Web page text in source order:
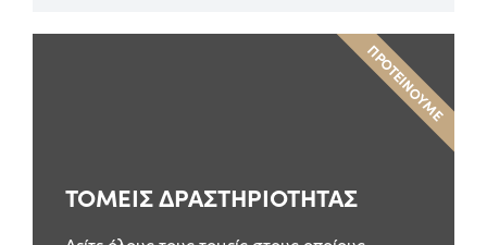
ΤΟΜΕΙΣ ΔΡΑΣΤΗΡΙΟΤΗΤΑΣ
ΠΡΟΤΕΙΝΟΥΜΕ